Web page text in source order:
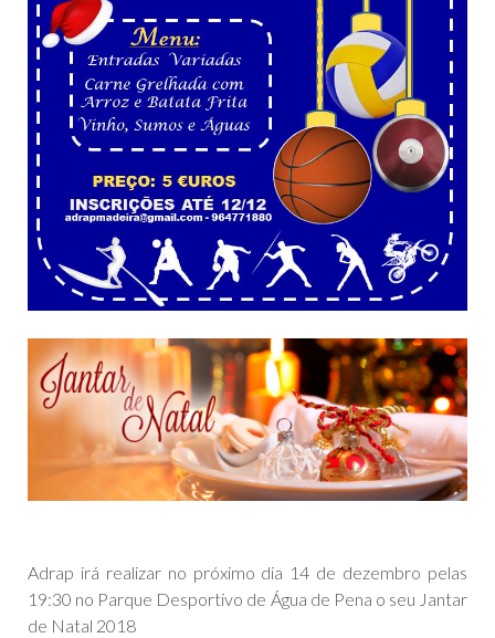
Adrap irá realizar no próximo dia 14 de dezembro pelas
19:30 no Parque Desportivo de Água de Pena o seu Jantar
de Natal 2018